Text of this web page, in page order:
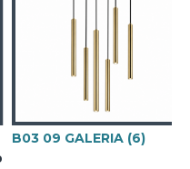
B03 09 GALERIA (6)